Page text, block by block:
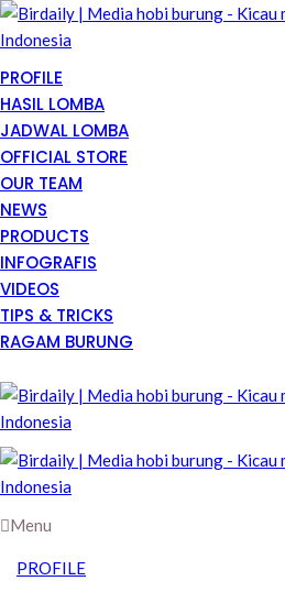
PROFILE
HASIL LOMBA
JADWAL LOMBA
OFFICIAL STORE
OUR TEAM
NEWS
PRODUCTS
INFOGRAFIS
VIDEOS
TIPS & TRICKS
RAGAM BURUNG
Menu
PROFILE